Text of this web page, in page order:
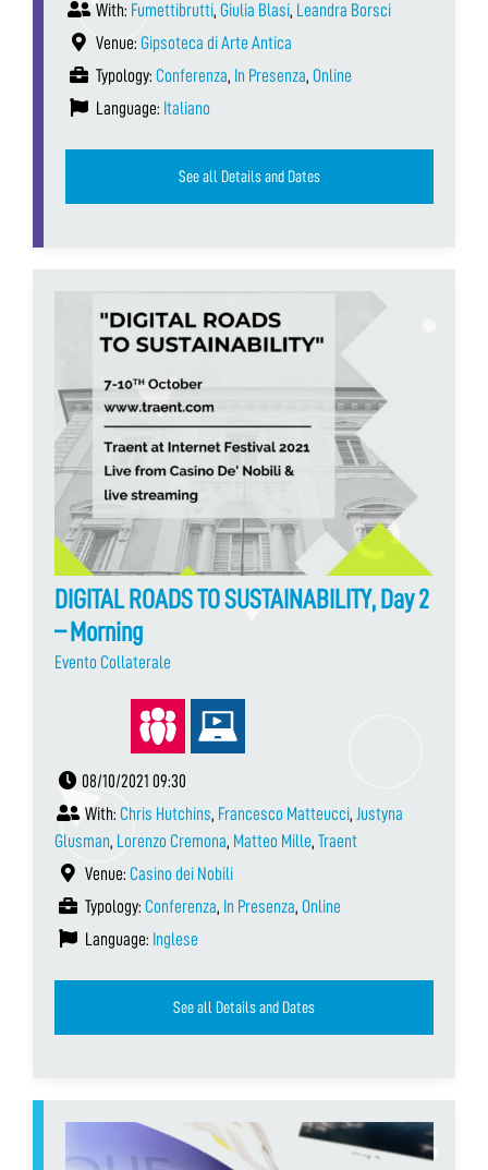
With: Fumettibrutti, Giulia Blasi, Leandra Borsci
Venue: Gipsoteca di Arte Antica
Typology: Conferenza, In Presenza, Online
Language: Italiano
See all Details and Dates
DIGITAL ROADS TO SUSTAINABILITY, Day 2
– Morning
Evento Collaterale
08/10/2021 09:30
With: Chris Hutchins, Francesco Matteucci, Justyna
Glusman, Lorenzo Cremona, Matteo Mille, Traent
Venue: Casino dei Nobili
Typology: Conferenza, In Presenza, Online
Language: Inglese
See all Details and Dates